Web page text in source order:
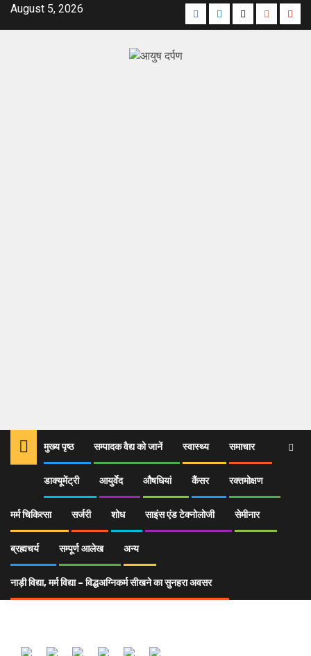
August 5, 2026
मुख्य पृष्ठ सम्पादक वैद्य को जानें स्वास्थ्य समाचार
डाक्यूमेंट्री आयुर्वेद औषधियां कैंसर रक्तमोक्षण
मर्म चिकित्सा सर्जरी शोध साइंस एंड टेक्नोलोजी सेमीनार
ब्रह्मचर्य सम्पूर्ण आलेख अन्य
नाड़ी विद्या, मर्म विद्या – विद्धअग्निकर्म सीखने का सुनहरा अवसर
आयुर्वेद दीर्घ एवं सुखायु जीने का अथर्व मन्त्र images (1)
images (1)